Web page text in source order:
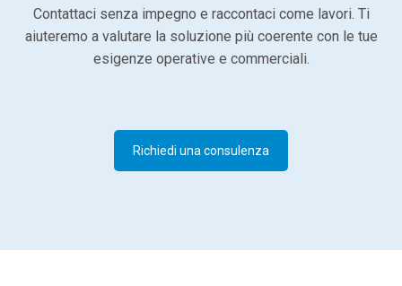
Contattaci senza impegno e raccontaci come lavori. Ti
aiuteremo a valutare la soluzione più coerente con le tue
esigenze operative e commerciali.
Richiedi una consulenza